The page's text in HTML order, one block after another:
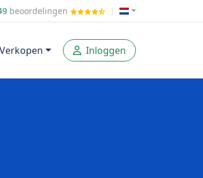
beoordelingen
Verkopen Inloggen